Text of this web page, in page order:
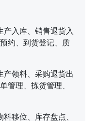
产入库、销售退货入
约、到货登记、质
产领料、采购退货出
管理、拣货管理、
移位、库存盘点、